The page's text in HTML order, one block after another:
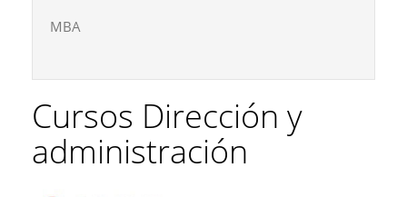
MBA
Cursos Dirección y
administración